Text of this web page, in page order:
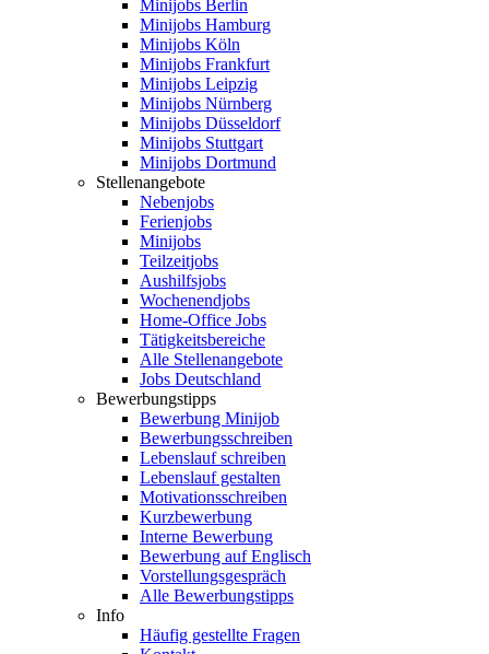
Minijobs Berlin
Minijobs Hamburg
Minijobs Köln
Minijobs Frankfurt
Minijobs Leipzig
Minijobs Nürnberg
Minijobs Düsseldorf
Minijobs Stuttgart
Minijobs Dortmund
Stellenangebote
Nebenjobs
Ferienjobs
Minijobs
Teilzeitjobs
Aushilfsjobs
Wochenendjobs
Home-Office Jobs
Tätigkeitsbereiche
Alle Stellenangebote
Jobs Deutschland
Bewerbungstipps
Bewerbung Minijob
Bewerbungsschreiben
Lebenslauf schreiben
Lebenslauf gestalten
Motivationsschreiben
Kurzbewerbung
Interne Bewerbung
Bewerbung auf Englisch
Vorstellungsgespräch
Alle Bewerbungstipps
Info
Häufig gestellte Fragen